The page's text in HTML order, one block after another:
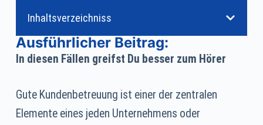
Inhaltsverzeichniss
Ausführlicher Beitrag:
In diesen Fällen greifst Du besser zum Hörer
Gute Kundenbetreuung ist einer der zentralen
Elemente eines jeden Unternehmens oder